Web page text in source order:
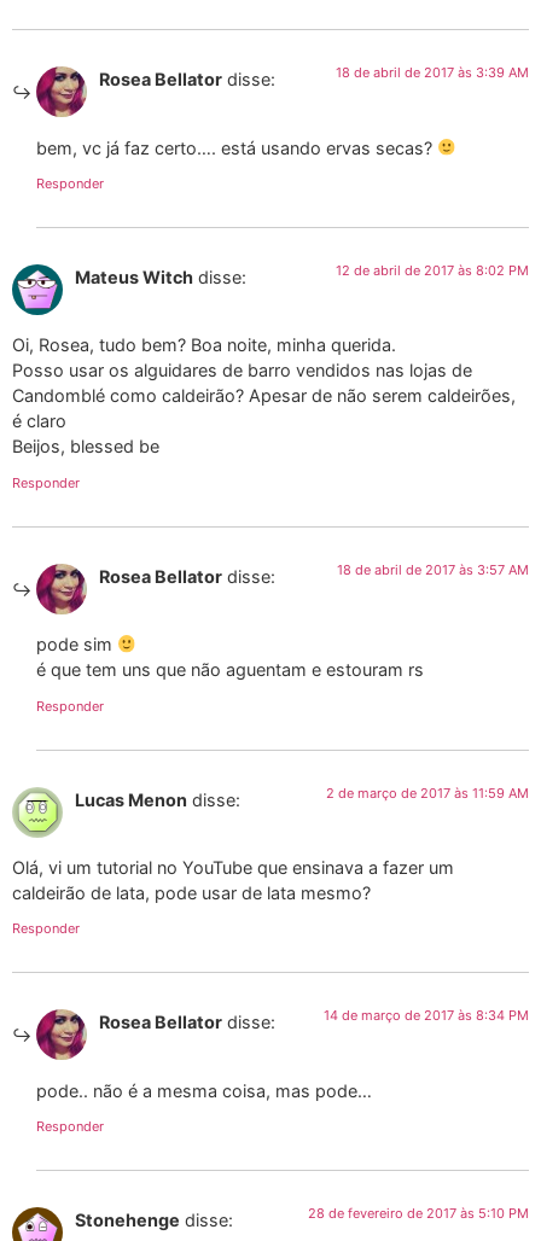
Rosea Bellator disse: 18 de abril de 2017 às 3:39 AM
bem, vc já faz certo…. está usando ervas secas?
Responder
Mateus Witch disse: 12 de abril de 2017 às 8:02 PM
Oi, Rosea, tudo bem? Boa noite, minha querida.
Posso usar os alguidares de barro vendidos nas lojas de
Candomblé como caldeirão? Apesar de não serem caldeirões,
é claro
Beijos, blessed be
Responder
Rosea Bellator disse: 18 de abril de 2017 às 3:57 AM
pode sim
é que tem uns que não aguentam e estouram rs
Responder
Lucas Menon disse: 2 de março de 2017 às 11:59 AM
Olá, vi um tutorial no YouTube que ensinava a fazer um
caldeirão de lata, pode usar de lata mesmo?
Responder
Rosea Bellator disse: 14 de março de 2017 às 8:34 PM
pode.. não é a mesma coisa, mas pode…
Responder
Stonehenge disse: 28 de fevereiro de 2017 às 5:10 PM